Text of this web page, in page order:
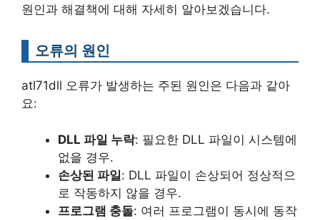
원인과 해결책에 대해 자세히 알아보겠습니다.
오류의 원인
atl71dll 오류가 발생하는 주된 원인은 다음과 같아
요:
DLL 파일 누락: 필요한 DLL 파일이 시스템에
없을 경우.
손상된 파일: DLL 파일이 손상되어 정상적으
로 작동하지 않을 경우.
프로그램 충돌: 여러 프로그램이 동시에 동작